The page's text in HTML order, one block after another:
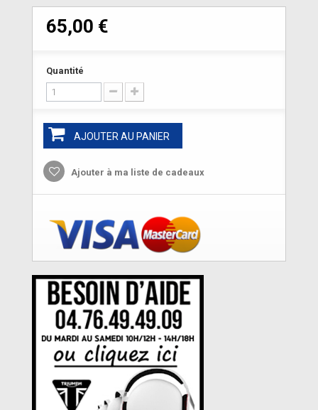
65,00 €
Quantité
AJOUTER AU PANIER
Ajouter à ma liste de cadeaux